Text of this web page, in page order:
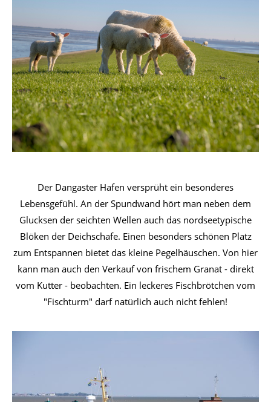
Der Dangaster Hafen versprüht ein besonderes
Lebensgefühl. An der Spundwand hört man neben dem
Glucksen der seichten Wellen auch das nordseetypische
Blöken der Deichschafe. Einen besonders schönen Platz
zum Entspannen bietet das kleine Pegelhäuschen. Von hier
kann man auch den Verkauf von frischem Granat - direkt
vom Kutter - beobachten. Ein leckeres Fischbrötchen vom
"Fischturm" darf natürlich auch nicht fehlen!